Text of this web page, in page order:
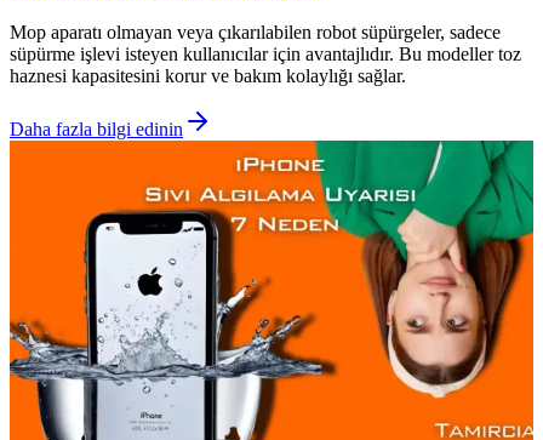
Mop aparatı olmayan veya çıkarılabilen robot süpürgeler, sadece
süpürme işlevi isteyen kullanıcılar için avantajlıdır. Bu modeller toz
haznesi kapasitesini korur ve bakım kolaylığı sağlar.
Daha fazla bilgi edinin